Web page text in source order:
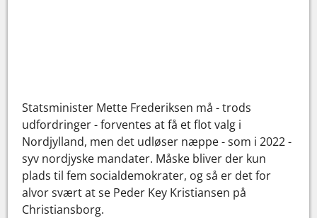
Statsminister Mette Frederiksen må - trods
udfordringer - forventes at få et flot valg i
Nordjylland, men det udløser næppe - som i 2022 -
syv nordjyske mandater. Måske bliver der kun
plads til fem socialdemokrater, og så er det for
alvor svært at se Peder Key Kristiansen på
Christiansborg.